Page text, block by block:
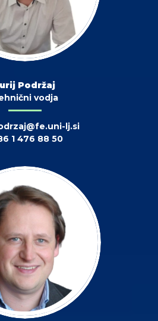
Podržaj
vodja
lj.si
1 476 88 50